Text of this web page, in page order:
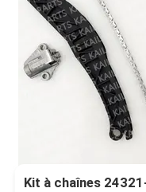
Kit à chaînes